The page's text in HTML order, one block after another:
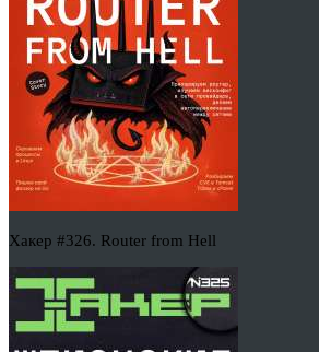
Хакер #326. Router from Hell